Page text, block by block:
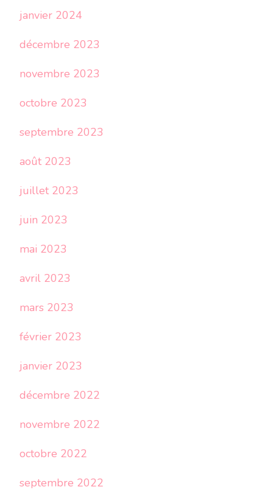
janvier 2024
décembre 2023
novembre 2023
octobre 2023
septembre 2023
août 2023
juillet 2023
juin 2023
mai 2023
avril 2023
mars 2023
février 2023
janvier 2023
décembre 2022
novembre 2022
octobre 2022
septembre 2022